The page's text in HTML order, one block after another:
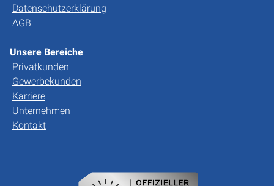
Datenschutzerklärung
AGB
Unsere Bereiche
Privatkunden
Gewerbekunden
Karriere
Unternehmen
Kontakt